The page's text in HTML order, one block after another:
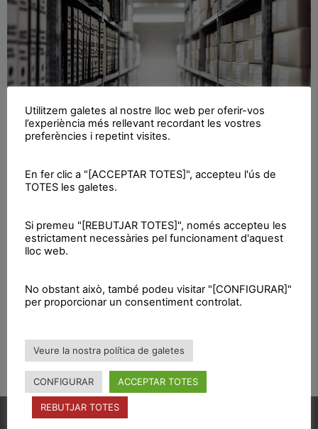
altre documentació
Vols col·laborar?
Utilitzem galetes al nostre lloc web per oferir-vos
l’experiència més rellevant recordant les vostres
preferències i repetint visites.
En fer clic a "[ACCEPTAR TOTES]", accepteu l'ús de
TOTES les galetes.
Si premeu "[REBUTJAR TOTES]", només accepteu les
estrictament necessàries pel funcionament d'aquest
lloc web.
No obstant això, també podeu visitar "[CONFIGURAR]"
per proporcionar un consentiment controlat.
Veure la nostra política de galetes
CONFIGURAR ACCEPTAR TOTES
REBUTJAR TOTES